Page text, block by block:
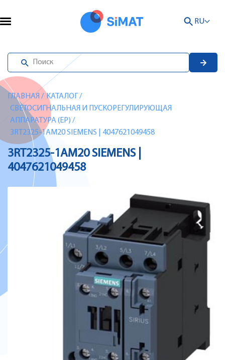
RU
ГЛАВНАЯ / КАТАЛОГ /
СВЕТОСИГНАЛЬНАЯ И ПУСКОРЕГУЛИРУЮЩАЯ
АППАРАТУРА (EP) /
3RT2325-1AM20 SIEMENS | 4047621049458
3RT2325-1AM20 SIEMENS |
4047621049458